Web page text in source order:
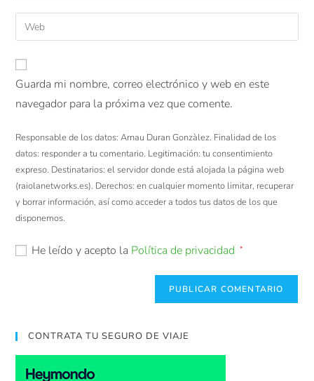
Guarda mi nombre, correo electrónico y web en este
navegador para la próxima vez que comente.
Responsable de los datos: Arnau Duran Gonzàlez. Finalidad de los
datos: responder a tu comentario. Legitimación: tu consentimiento
expreso. Destinatarios: el servidor donde está alojada la página web
(raiolanetworks.es). Derechos: en cualquier momento limitar, recuperar
y borrar información, así como acceder a todos tus datos de los que
disponemos.
He leído y acepto la Política de privacidad *
CONTRATA TU SEGURO DE VIAJE